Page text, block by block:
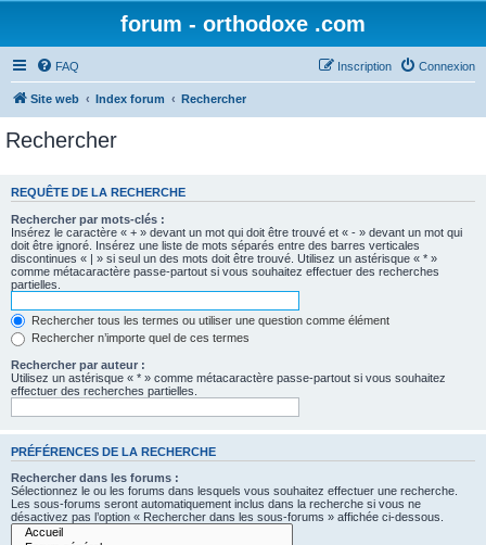
forum - orthodoxe .com
FAQ Connexion
Inscription
Site web Index forum Rechercher
Rechercher
REQUÊTE DE LA RECHERCHE
Rechercher par mots-clés :
Insérez le caractère « + » devant un mot qui doit être trouvé et « - » devant un mot qui
doit être ignoré. Insérez une liste de mots séparés entre des barres verticales
discontinues « | » si seul un des mots doit être trouvé. Utilisez un astérisque « * »
comme métacaractère passe-partout si vous souhaitez effectuer des recherches
partielles.
Rechercher tous les termes ou utiliser une question comme élément
Rechercher n’importe quel de ces termes
Rechercher par auteur :
Utilisez un astérisque « * » comme métacaractère passe-partout si vous souhaitez
effectuer des recherches partielles.
PRÉFÉRENCES DE LA RECHERCHE
Rechercher dans les forums :
Sélectionnez le ou les forums dans lesquels vous souhaitez effectuer une recherche.
Les sous-forums seront automatiquement inclus dans la recherche si vous ne
désactivez pas l’option « Rechercher dans les sous-forums » affichée ci-dessous.